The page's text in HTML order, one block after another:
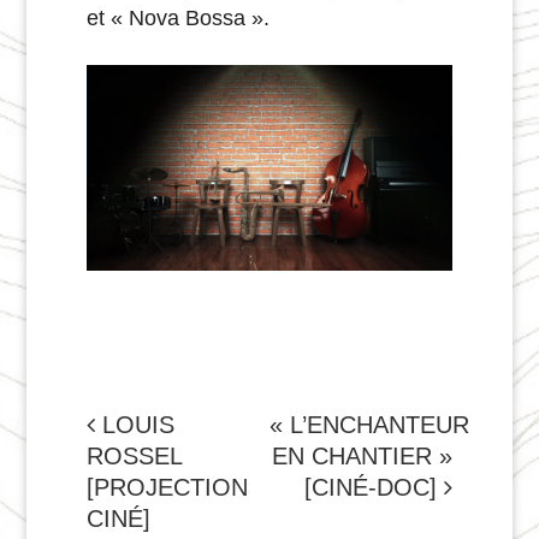
et « Nova Bossa ».
NAVIGATION
DE
L'ARTICLE
LOUIS
ROSSEL
[PROJECTION
CINÉ]
« L’ENCHANTEUR
EN CHANTIER »
[CINÉ-DOC]